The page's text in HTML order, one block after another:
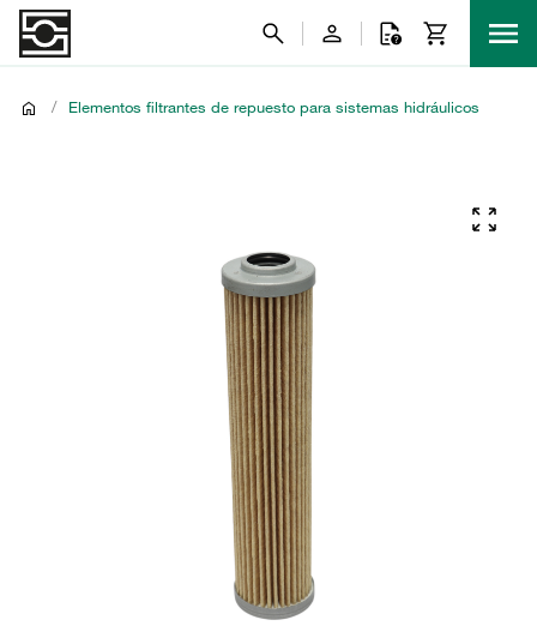
/ Elementos filtrantes de repuesto para sistemas hidráulicos